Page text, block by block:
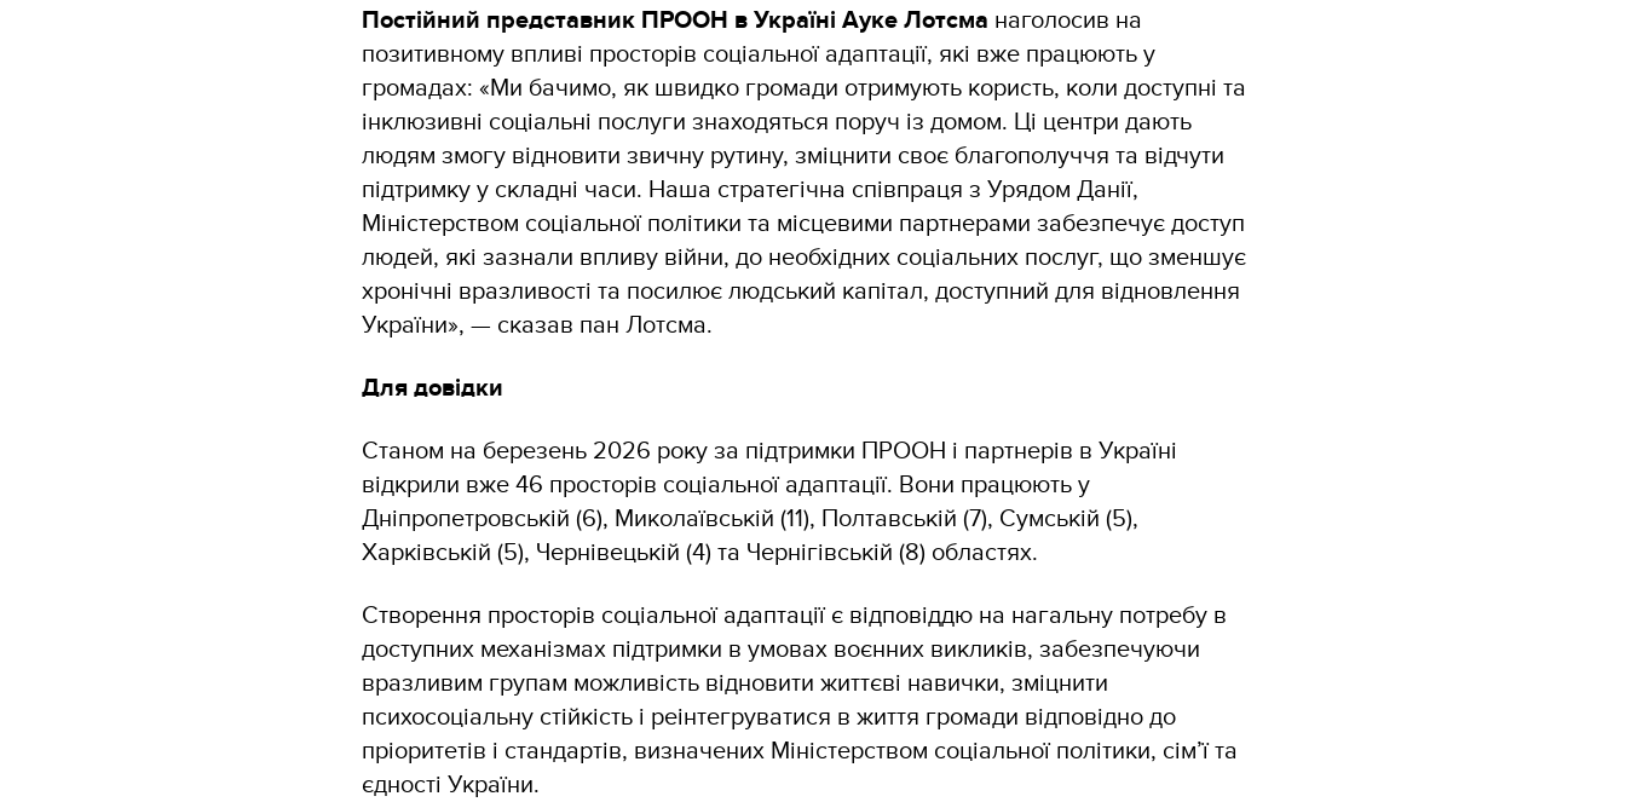
Постійний представник ПРООН в Україні Ауке Лотсма наголосив на
позитивному впливі просторів соціальної адаптації, які вже працюють у
громадах: «Ми бачимо, як швидко громади отримують користь, коли доступні та
інклюзивні соціальні послуги знаходяться поруч із домом. Ці центри дають
людям змогу відновити звичну рутину, зміцнити своє благополуччя та відчути
підтримку у складні часи. Наша стратегічна співпраця з Урядом Данії,
Міністерством соціальної політики та місцевими партнерами забезпечує доступ
людей, які зазнали впливу війни, до необхідних соціальних послуг, що зменшує
хронічні вразливості та посилює людський капітал, доступний для відновлення
України», — сказав пан Лотсма.
Для довідки
Станом на березень 2026 року за підтримки ПРООН і партнерів в Україні
відкрили вже 46 просторів соціальної адаптації. Вони працюють у
Дніпропетровській (6), Миколаївській (11), Полтавській (7), Сумській (5),
Харківській (5), Чернівецькій (4) та Чернігівській (8) областях.
Створення просторів соціальної адаптації є відповіддю на нагальну потребу в
доступних механізмах підтримки в умовах воєнних викликів, забезпечуючи
вразливим групам можливість відновити життєві навички, зміцнити
психосоціальну стійкість і реінтегруватися в життя громади відповідно до
пріоритетів і стандартів, визначених Міністерством соціальної політики, сім’ї та
єдності України.